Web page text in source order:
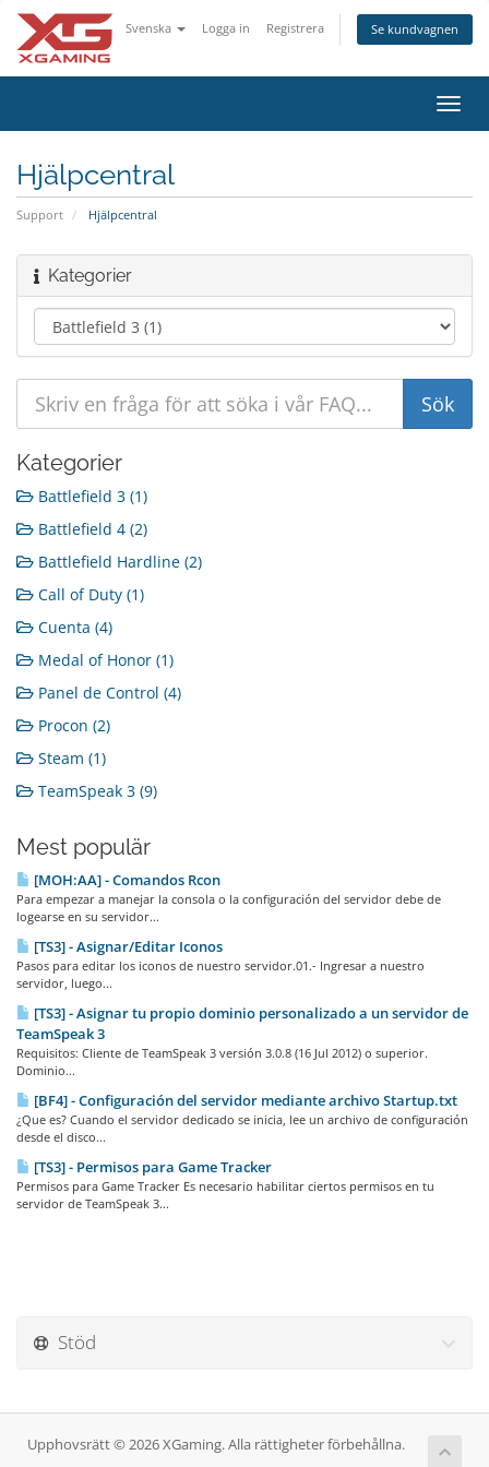
Svenska Logga in Registrera Se kundvagnen
Växla
Hjälpcentral
Support Hjälpcentral
Kategorier
Kategorier
Battlefield 3 (1)
Battlefield 4 (2)
Battlefield Hardline (2)
Call of Duty (1)
Cuenta (4)
Medal of Honor (1)
Panel de Control (4)
Procon (2)
Steam (1)
TeamSpeak 3 (9)
Mest populär
[MOH:AA] - Comandos Rcon
Para empezar a manejar la consola o la configuración del servidor debe de
logearse en su servidor...
[TS3] - Asignar/Editar Iconos
Pasos para editar los iconos de nuestro servidor.01.- Ingresar a nuestro
servidor, luego...
[TS3] - Asignar tu propio dominio personalizado a un servidor de
TeamSpeak 3
Requisitos: Cliente de TeamSpeak 3 versión 3.0.8 (16 Jul 2012) o superior.
Dominio...
[BF4] - Configuración del servidor mediante archivo Startup.txt
¿Que es? Cuando el servidor dedicado se inicia, lee un archivo de configuración
desde el disco...
[TS3] - Permisos para Game Tracker
Permisos para Game Tracker Es necesario habilitar ciertos permisos en tu
servidor de TeamSpeak 3...
Stöd
Upphovsrätt © 2026 XGaming. Alla rättigheter förbehållna.